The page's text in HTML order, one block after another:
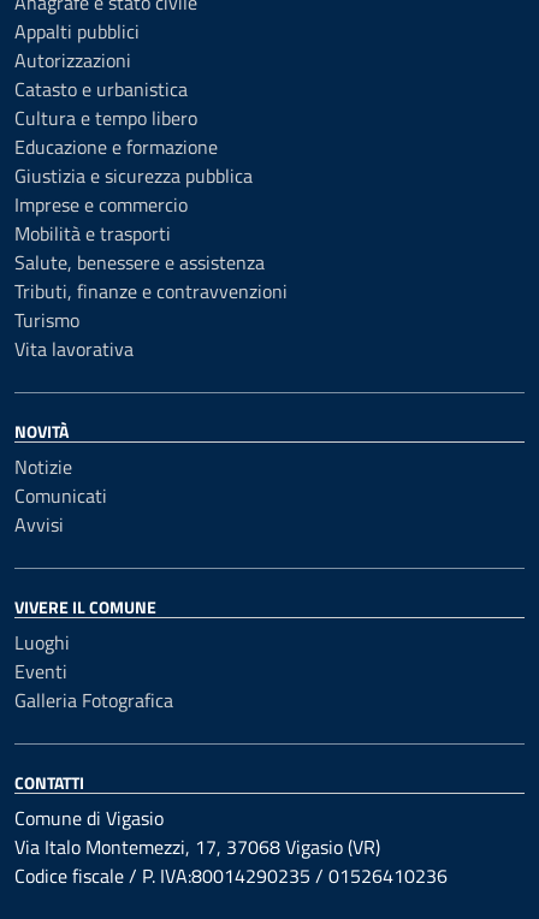
Appalti pubblici
Autorizzazioni
Catasto e urbanistica
Cultura e tempo libero
Educazione e formazione
Giustizia e sicurezza pubblica
Imprese e commercio
Mobilità e trasporti
Salute, benessere e assistenza
Tributi, finanze e contravvenzioni
Turismo
Vita lavorativa
NOVITÀ
Notizie
Comunicati
Avvisi
VIVERE IL COMUNE
Luoghi
Eventi
Galleria Fotografica
CONTATTI
Comune di Vigasio
Via Italo Montemezzi, 17, 37068 Vigasio (VR)
Codice fiscale / P. IVA:80014290235 / 01526410236